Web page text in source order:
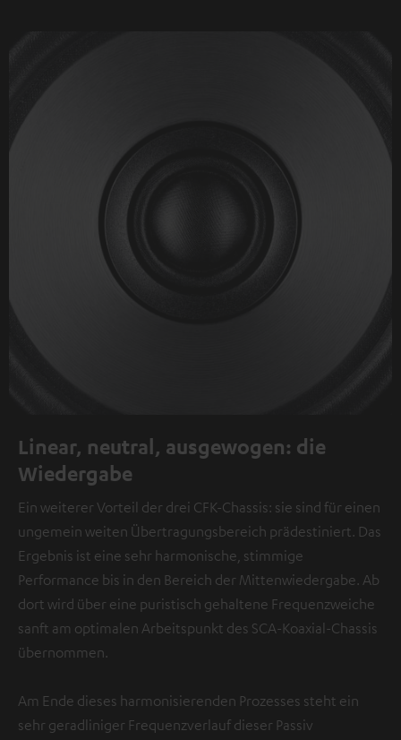
Linear, neutral, ausgewogen: die
Wiedergabe
Ein weiterer Vorteil der drei CFK-Chassis: sie sind für einen
ungemein weiten Übertragungsbereich prädestiniert. Das
Ergebnis ist eine sehr harmonische, stimmige
Performance bis in den Bereich der Mittenwiedergabe. Ab
dort wird über eine puristisch gehaltene Frequenzweiche
sanft am optimalen Arbeitspunkt des SCA-Koaxial-Chassis
übernommen.
Am Ende dieses harmonisierenden Prozesses steht ein
sehr geradliniger Frequenzverlauf dieser Passiv